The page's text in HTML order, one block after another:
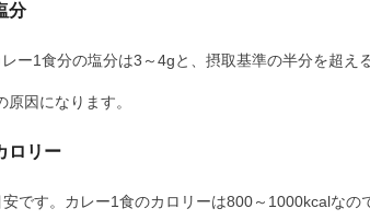
分
ー1食分の塩分は3～4gと、摂取基準の半分を超え
因になります。
ロリー
です。カレー1食のカロリーは800～1000kcalなの